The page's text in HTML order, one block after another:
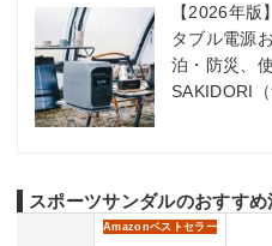
【2026年
タブル電源
泊・防災、
SAKIDORI（
スポーツサンダルのおすす
Amazonベストセラー